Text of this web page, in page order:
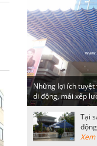
Những lợi ích
di động, mái xếp
Tại
di